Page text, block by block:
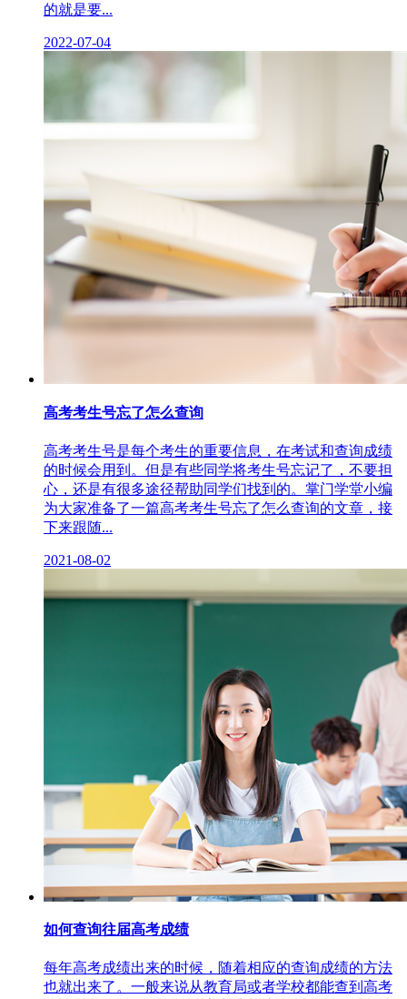
的就是要...
2022-07-04
高考考生号忘了怎么查询
高考考生号是每个考生的重要信息，在考试和查询成绩
的时候会用到。但是有些同学将考生号忘记了，不要担
心，还是有很多途径帮助同学们找到的。掌门学堂小编
为大家准备了一篇高考考生号忘了怎么查询的文章，接
下来跟随...
2021-08-02
如何查询往届高考成绩
每年高考成绩出来的时候，随着相应的查询成绩的方法
也就出来了。一般来说从教育局或者学校都能查到高考